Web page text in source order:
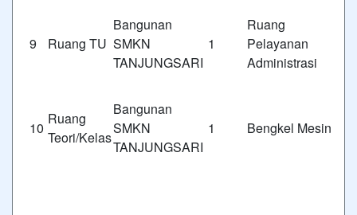
9 Ruang TU
Bangunan
SMKN 1
TANJUNGSARI
Pelayanan
Administrasi
10
Ruang
Teori/Kelas
Bangunan
SMKN 1
TANJUNGSARI
Bengkel Mesin